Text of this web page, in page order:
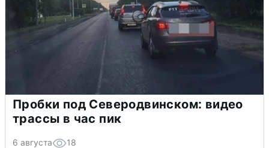
Пробки под Северодвинском: видео
трассы в час пик
6 августа 18